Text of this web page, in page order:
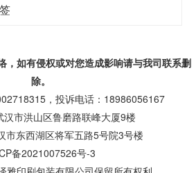
，如有侵权或对您造成影响请与我司联系删
除。
，投诉电话：18986056167
汉市洪山区鲁磨路联峰大厦9楼
市东西湖区将军五路5号院3号楼
备2021007526号-3